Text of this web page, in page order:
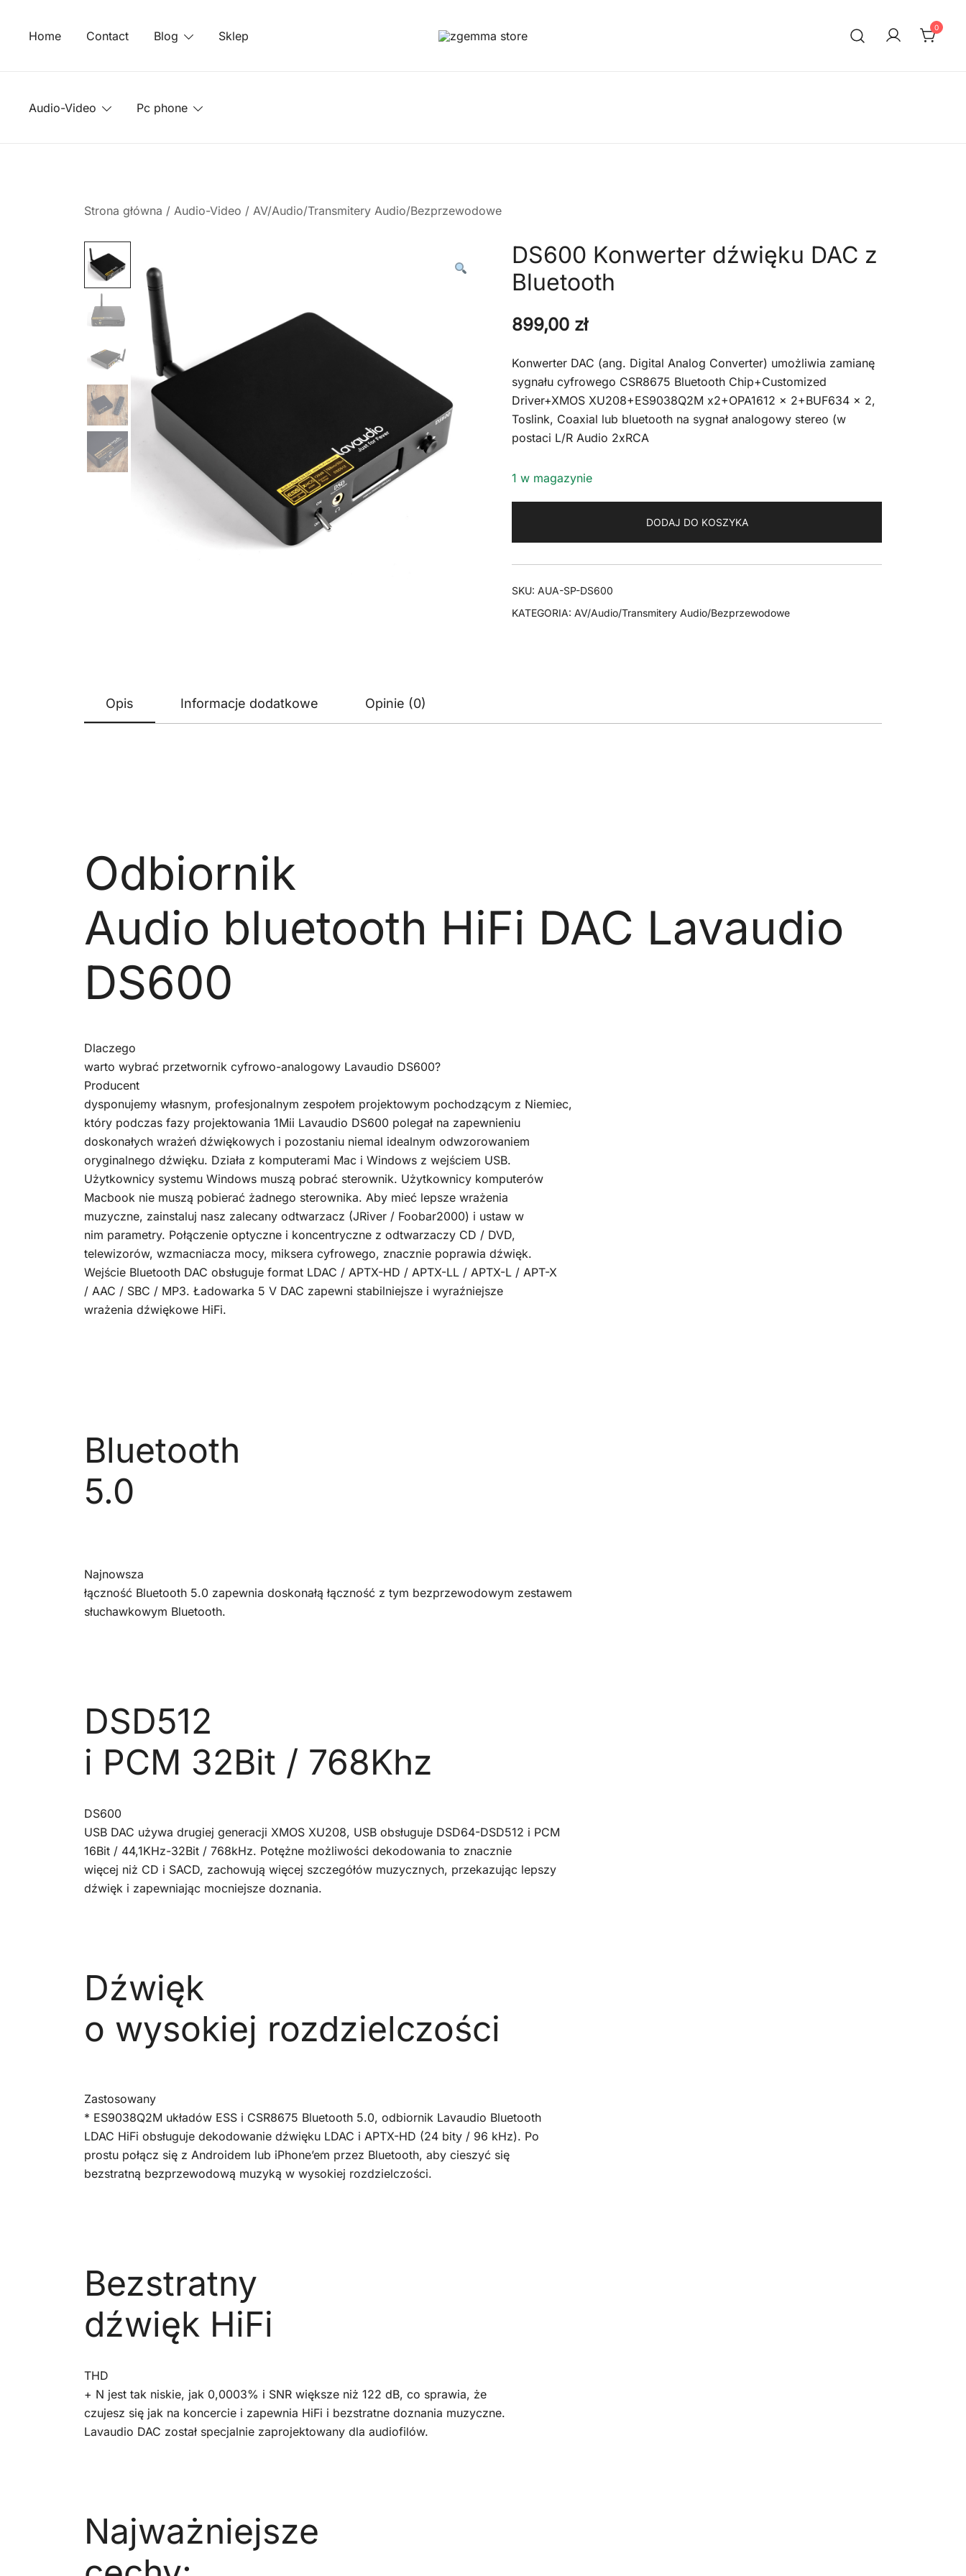
Home Contact Blog Sklep
0
Audio-Video Pc phone
Strona główna / Audio-Video / AV/Audio/Transmitery Audio/Bezprzewodowe
DS600 Konwerter dźwięku DAC z
Bluetooth
899,00 zł
Konwerter DAC (ang. Digital Analog Converter) umożliwia zamianę
sygnału cyfrowego CSR8675 Bluetooth Chip+Customized
Driver+XMOS XU208+ES9038Q2M x2+OPA1612 x 2+BUF634 x 2,
Toslink, Coaxial lub bluetooth na sygnał analogowy stereo (w
postaci L/R Audio 2xRCA
1 w magazynie
DODAJ DO KOSZYKA
SKU: AUA-SP-DS600
KATEGORIA: AV/Audio/Transmitery Audio/Bezprzewodowe
Opis Informacje dodatkowe Opinie (0)
Odbiornik
Audio bluetooth HiFi DAC Lavaudio
DS600
Dlaczego
warto wybrać przetwornik cyfrowo-analogowy Lavaudio DS600?
Producent
dysponujemy własnym, profesjonalnym zespołem projektowym pochodzącym z Niemiec,
który podczas fazy projektowania 1Mii Lavaudio DS600 polegał na zapewnieniu
doskonałych wrażeń dźwiękowych i pozostaniu niemal idealnym odwzorowaniem
oryginalnego dźwięku. Działa z komputerami Mac i Windows z wejściem USB.
Użytkownicy systemu Windows muszą pobrać sterownik. Użytkownicy komputerów
Macbook nie muszą pobierać żadnego sterownika. Aby mieć lepsze wrażenia
muzyczne, zainstaluj nasz zalecany odtwarzacz (JRiver / Foobar2000) i ustaw w
nim parametry. Połączenie optyczne i koncentryczne z odtwarzaczy CD / DVD,
telewizorów, wzmacniacza mocy, miksera cyfrowego, znacznie poprawia dźwięk.
Wejście Bluetooth DAC obsługuje format LDAC / APTX-HD / APTX-LL / APTX-L / APT-X
/ AAC / SBC / MP3. Ładowarka 5 V DAC zapewni stabilniejsze i wyraźniejsze
wrażenia dźwiękowe HiFi.
Bluetooth
5.0
Najnowsza
łączność Bluetooth 5.0 zapewnia doskonałą łączność z tym bezprzewodowym zestawem
słuchawkowym Bluetooth.
DSD512
i PCM 32Bit / 768Khz
DS600
USB DAC używa drugiej generacji XMOS XU208, USB obsługuje DSD64-DSD512 i PCM
16Bit / 44,1KHz-32Bit / 768kHz. Potężne możliwości dekodowania to znacznie
więcej niż CD i SACD, zachowują więcej szczegółów muzycznych, przekazując lepszy
dźwięk i zapewniając mocniejsze doznania.
Dźwięk
o wysokiej rozdzielczości
Zastosowany
* ES9038Q2M układów ESS i CSR8675 Bluetooth 5.0, odbiornik Lavaudio Bluetooth
LDAC HiFi obsługuje dekodowanie dźwięku LDAC i APTX-HD (24 bity / 96 kHz). Po
prostu połącz się z Androidem lub iPhone’em przez Bluetooth, aby cieszyć się
bezstratną bezprzewodową muzyką w wysokiej rozdzielczości.
Bezstratny
dźwięk HiFi
THD
+ N jest tak niskie, jak 0,0003% i SNR większe niż 122 dB, co sprawia, że
​​czujesz się jak na koncercie i zapewnia HiFi i bezstratne doznania muzyczne.
Lavaudio DAC został specjalnie zaprojektowany dla audiofilów.
Najważniejsze